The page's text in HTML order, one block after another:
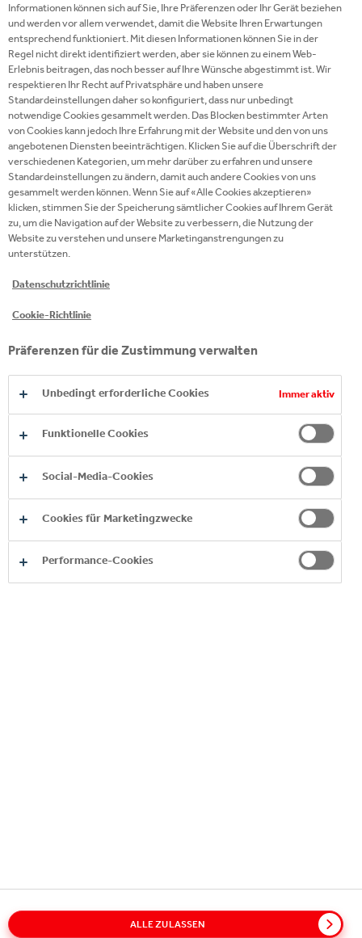
Von der persönlichen Ansprache über die Auswahl
von Talenten werden im Unternehmen alle Schritte
des Bewerbungsprozesses professionell
abgewickelt. Für dieses herausragende Engagement
wurde Coca‑Cola HBC Österreich 2019 erneut mit
dem BEST-RECRUITER-Siegel ausgezeichnet.
Arbeitgeber, die sich durch ausgezeichnete
Recruiting-Leistungen hervorheben. In Österreich
Nahrungsmittel-/Konsumgütererstellung einen
Platz unter den Top-3 sichern.
Bewertet wurden u.a. die folgenden Faktoren: Online
Recruiting Präsenz (Karriere Webseite, Mobile
Recruiting, Social Media), Stellenanzeigen (Qualität,
Umfang, Informationsgehalt, Gestaltung, Usability)
Umgang mit BewerberInnen (Reaktionszeit,
Kompetenz, Engagement).
Sitemap Policies Datenschutzinformation
Informationen können sich auf Sie, Ihre Präferenzen oder Ihr Gerät beziehen
und werden vor allem verwendet, damit die Website Ihren Erwartungen
entsprechend funktioniert. Mit diesen Informationen können Sie in der
Regel nicht direkt identifiziert werden, aber sie können zu einem Web-
Erlebnis beitragen, das noch besser auf Ihre Wünsche abgestimmt ist. Wir
respektieren Ihr Recht auf Privatsphäre und haben unsere
Standardeinstellungen daher so konfiguriert, dass nur unbedingt
notwendige Cookies gesammelt werden. Das Blocken bestimmter Arten
von Cookies kann jedoch Ihre Erfahrung mit der Website und den von uns
angebotenen Diensten beeinträchtigen. Klicken Sie auf die Überschrift der
verschiedenen Kategorien, um mehr darüber zu erfahren und unsere
Standardeinstellungen zu ändern, damit auch andere Cookies von uns
gesammelt werden können. Wenn Sie auf «Alle Cookies akzeptieren»
klicken, stimmen Sie der Speicherung sämtlicher Cookies auf Ihrem Gerät
zu, um die Navigation auf der Website zu verbessern, die Nutzung der
Website zu verstehen und unsere Marketinganstrengungen zu
unterstützen.
Datenschutzrichtlinie
Cookie-Richtlinie
Präferenzen für die Zustimmung verwalten
Unbedingt erforderliche Cookies Immer aktiv
Funktionelle Cookies
Social-Media-Cookies
Cookies für Marketingzwecke
Performance-Cookies
ALLE ZULASSEN